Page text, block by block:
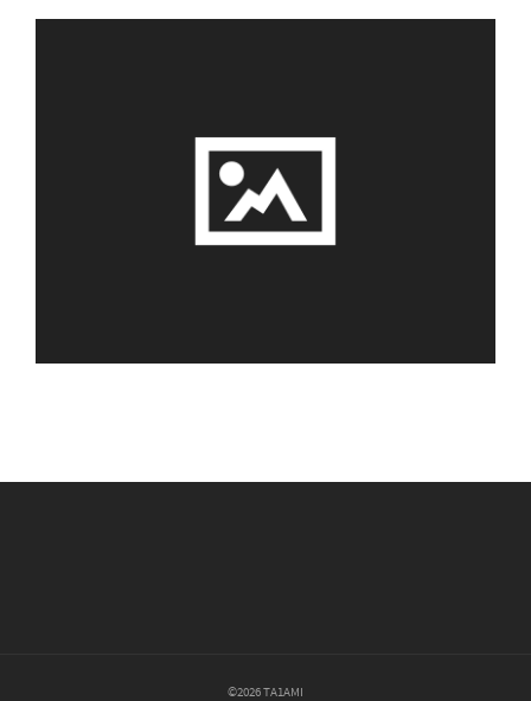
©2026 TA1AMI